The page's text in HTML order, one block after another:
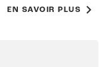
EN SAVOIR PLUS